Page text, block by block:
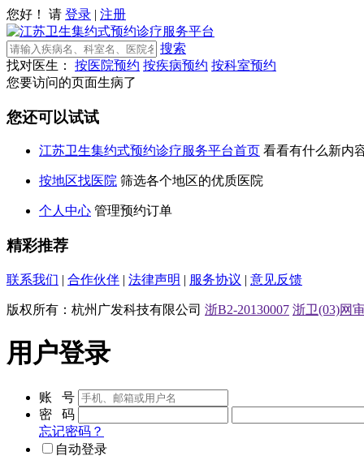
您好！ 请 登录 | 注册
搜索
找对医生：
按医院预约 按疾病预约 按科室预约
您要访问的页面生病了
您还可以试试
江苏卫生集约式预约诊疗服务平台首页 看看有什么新内
按地区找医院 筛选各个地区的优质医院
个人中心 管理预约订单
精彩推荐
联系我们 | 合作伙伴 | 法律声明 | 服务协议 | 意见反馈
版权所有：杭州广发科技有限公司 浙B2-20130007 浙卫(03)网
用户登录
账 号
密 码
忘记密码？
自动登录